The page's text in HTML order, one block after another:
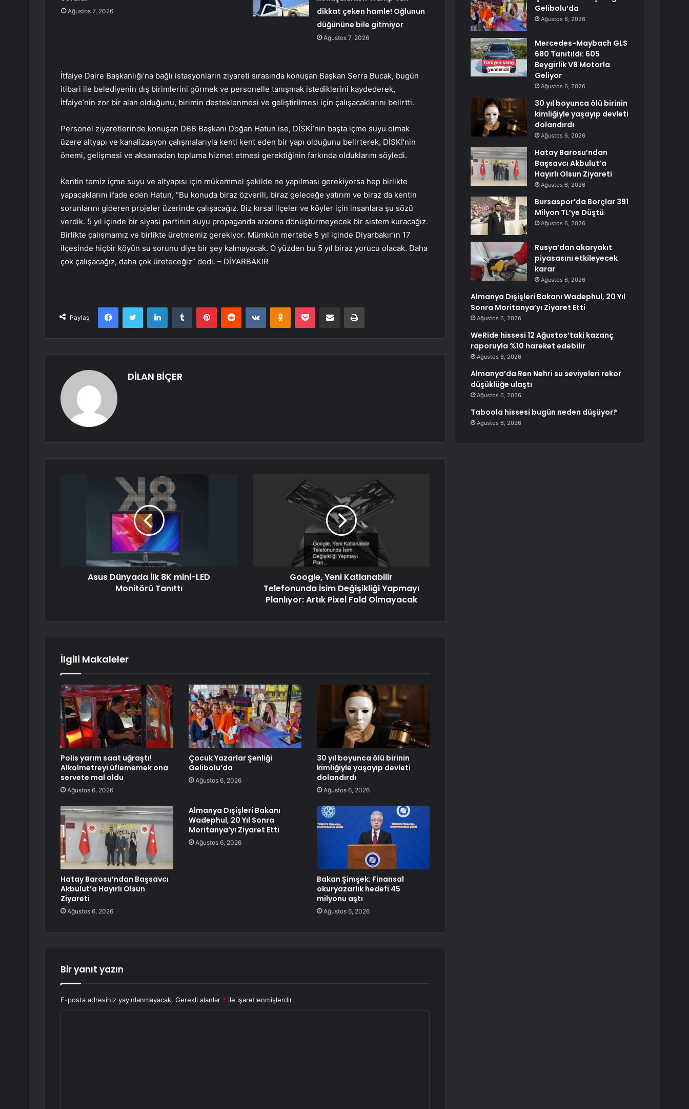
Ağustos 7, 2026
dikkat çeken hamle! Oğlunun
düğününe bile gitmiyor
Ağustos 7, 2026
İtfaiye Daire Başkanlığı’na bağlı istasyonların ziyareti sırasında konuşan Başkan Serra Bucak, bugün
itibari ile belediyenin dış birimlerini görmek ve personelle tanışmak istediklerini kaydederek,
İtfaiye’nin zor bir alan olduğunu, birimin desteklenmesi ve geliştirilmesi için çalışacaklarını belirtti.
Personel ziyaretlerinde konuşan DBB Başkanı Doğan Hatun ise, DİSKİ’nin başta içme suyu olmak
üzere altyapı ve kanalizasyon çalışmalarıyla kenti kent eden bir yapı olduğunu belirterek, DİSKİ’nin
önemi, gelişmesi ve aksamadan topluma hizmet etmesi gerektiğinin farkında olduklarını söyledi.
Kentin temiz içme suyu ve altyapısı için mükemmel şekilde ne yapılması gerekiyorsa hep birlikte
yapacaklarını ifade eden Hatun, “Bu konuda biraz özverili, biraz geleceğe yatırım ve biraz da kentin
sorunlarını gideren projeler üzerinde çalışacağız. Biz kırsal ilçeler ve köyler için insanlara şu sözü
verdik. 5 yıl içinde bir siyasi partinin suyu propaganda aracına dönüştürmeyecek bir sistem kuracağız.
Birlikte çalışmamız ve birlikte üretmemiz gerekiyor. Mümkün mertebe 5 yıl içinde Diyarbakır’ın 17
ilçesinde hiçbir köyün su sorunu diye bir şey kalmayacak. O yüzden bu 5 yıl biraz yorucu olacak. Daha
çok çalışacağız, daha çok üreteceğiz” dedi. – DİYARBAKIR
Paylaş
FacebookTwitter LinkedInTumblr PinterestReddit VKontakteOdnoklassniki
Pocket E-Posta ile paylaş Yazdır
DİLAN BİÇER
Asus Dünyada İlk 8K mini-LED
Monitörü Tanıttı
Google, Yeni Katlanabilir
Telefonunda İsim Değişikliği Yapmayı
Planlıyor: Artık Pixel Fold Olmayacak
İlgili Makaleler
Polis yarım saat uğraştı!
Alkolmetreyi üflememek ona
servete mal oldu
Ağustos 6, 2026
Çocuk Yazarlar Şenliği
Gelibolu’da
Ağustos 6, 2026
30 yıl boyunca ölü birinin
kimliğiyle yaşayıp devleti
dolandırdı
Ağustos 6, 2026
Hatay Barosu’ndan Başsavcı
Akbulut’a Hayırlı Olsun
Ziyareti
Ağustos 6, 2026
Almanya Dışişleri Bakanı
Wadephul, 20 Yıl Sonra
Moritanya’yı Ziyaret Etti
Ağustos 6, 2026
Bakan Şimşek: Finansal
okuryazarlık hedefi 45
milyonu aştı
Ağustos 6, 2026
Bir yanıt yazın
E-posta adresiniz yayınlanmayacak. Gerekli alanlar * ile işaretlenmişlerdir
Gelibolu’da
Ağustos 6, 2026
Mercedes-Maybach GLS
680 Tanıtıldı: 605
Beygirlik V8 Motorla
Geliyor
Ağustos 6, 2026
30 yıl boyunca ölü birinin
kimliğiyle yaşayıp devleti
dolandırdı
Ağustos 6, 2026
Hatay Barosu’ndan
Başsavcı Akbulut’a
Hayırlı Olsun Ziyareti
Ağustos 6, 2026
Bursaspor’da Borçlar 391
Milyon TL’ye Düştü
Ağustos 6, 2026
Rusya’dan akaryakıt
piyasasını etkileyecek
karar
Ağustos 6, 2026
Almanya Dışişleri Bakanı Wadephul, 20 Yıl
Sonra Moritanya’yı Ziyaret Etti
Ağustos 6, 2026
WeRide hissesi 12 Ağustos’taki kazanç
raporuyla %10 hareket edebilir
Ağustos 6, 2026
Almanya’da Ren Nehri su seviyeleri rekor
düşüklüğe ulaştı
Ağustos 6, 2026
Taboola hissesi bugün neden düşüyor?
Ağustos 6, 2026